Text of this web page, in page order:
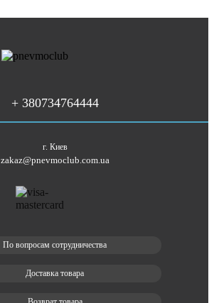
+ 380734764444
г. Киев
zakaz@pnevmoclub.com.ua
По вопросам сотрудничества
Доставка товара